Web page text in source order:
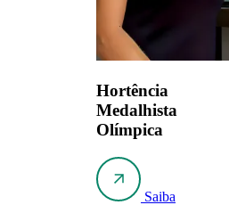
Hortência
Medalhista
Olímpica
Saiba